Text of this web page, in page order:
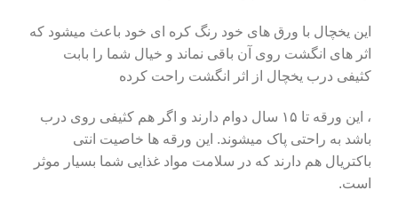
این یخچال با ورق های خود رنگ کره ای خود باعث میشود که
اثر های انگشت روی آن باقی نماند و خیال شما را بابت
کثیفی درب یخچال از اثر انگشت راحت کرده
، این ورقه تا ۱۵ سال دوام دارند و اگر هم کثیفی روی درب
باشد به راحتی پاک میشوند. این ورقه ها خاصیت انتی
باکتریال هم دارند که در سلامت مواد غذایی شما بسیار موثر
است.